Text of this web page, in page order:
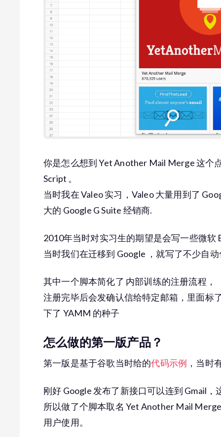
你是怎么想到 Yet Another Mail Merge 这个
Script 。
当时我在 Valeo 实习，Valeo 大量用到了
大的 Google G Suite 经销商.
2010年当时对实习生的期望是会写一些微软
当时我们在迁移到 Google ，就写了不少自
其中一个脚本简化了 内部训练的注册流程，
注册完毕后会发确认信给特定邮箱，里面标
下了 YAMM 的种子
怎么做的第一版产品？
第一版是基于谷歌当时给的代码示例 ，当时
刚好 Google 发布了新接口可以连到 Gmail
所以做了个脚本取名 Yet Another Mail
用户使用。